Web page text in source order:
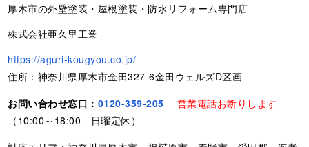
厚木市の外壁塗装・屋根塗装・防水リフォーム専門店
株式会社亜久里工業
https://aguri-kougyou.co.jp/
住所：神奈川県厚木市金田327-6金田ウェルズD区画
お問い合わせ窓口： 0120-359-205
営業電話お断りします
（10:00～18:00 日曜定休）